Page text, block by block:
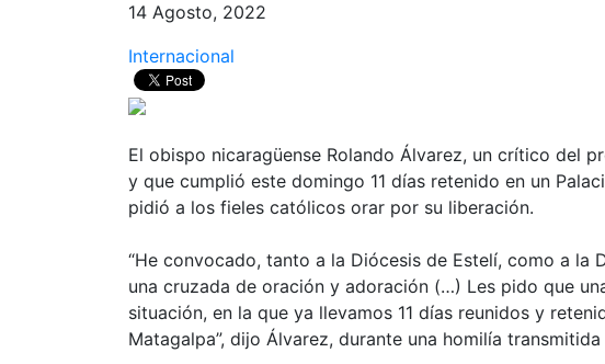
14 Agosto, 2022
Internacional
El obispo nicaragüense Rolando Álvarez, un crítico del
y que cumplió este domingo 11 días retenido en un
pidió a los fieles católicos orar por su liberación.
“He convocado, tanto a la Diócesis de Estelí, como a la
una cruzada de oración y adoración (…) Les pido que
situación, en la que ya llevamos 11 días reunidos y
Matagalpa”, dijo Álvarez, durante una homilía